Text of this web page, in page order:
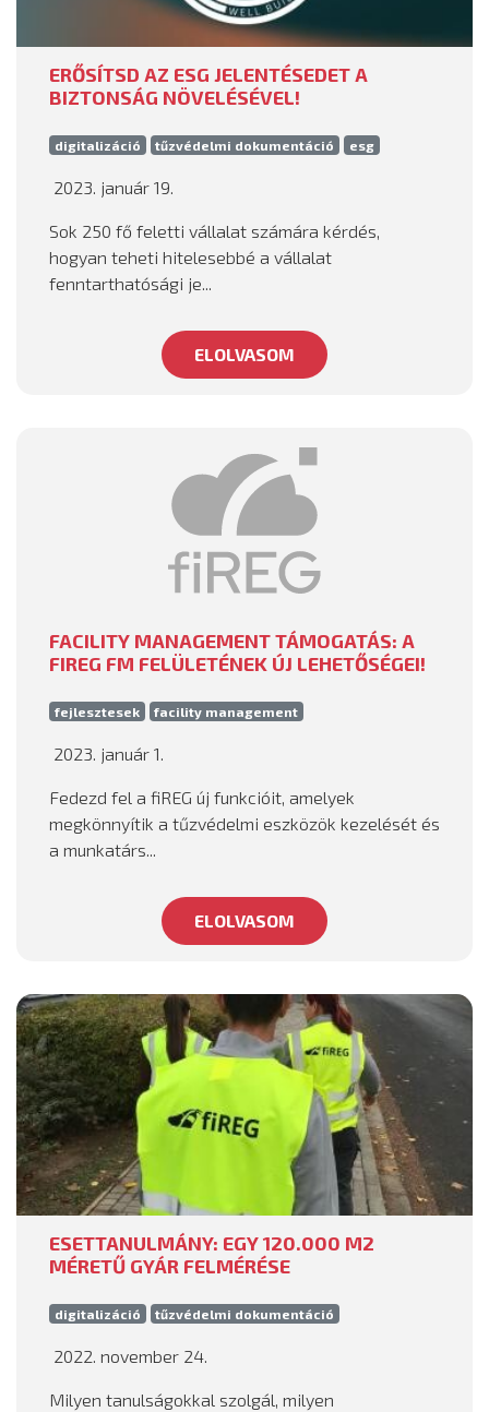
ERŐSÍTSD AZ ESG JELENTÉSEDET A
BIZTONSÁG NÖVELÉSÉVEL!
digitalizáció tűzvédelmi dokumentáció esg
2023. január 19.
Sok 250 fő feletti vállalat számára kérdés,
hogyan teheti hitelesebbé a vállalat
fenntarthatósági je...
ELOLVASOM
FACILITY MANAGEMENT TÁMOGATÁS: A
FIREG FM FELÜLETÉNEK ÚJ LEHETŐSÉGEI!
fejlesztesek facility management
2023. január 1.
Fedezd fel a fiREG új funkcióit, amelyek
megkönnyítik a tűzvédelmi eszközök kezelését és
a munkatárs...
ELOLVASOM
ESETTANULMÁNY: EGY 120.000 M2
MÉRETŰ GYÁR FELMÉRÉSE
digitalizáció tűzvédelmi dokumentáció
2022. november 24.
Milyen tanulságokkal szolgál, milyen